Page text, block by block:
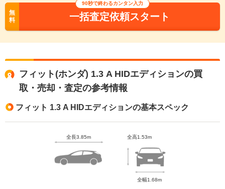
無
料
90秒で終わるカンタン入力
一括査定依頼スタート
フィット(ホンダ) 1.3 A HIDエディションの買
取・売却・査定の参考情報
フィット 1.3 A HIDエディションの基本スペック
全長3.85m 全高1.53m
全幅1.68m